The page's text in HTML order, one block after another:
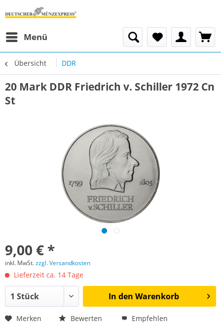
Menü
Übersicht DDR
20 Mark DDR Friedrich v. Schiller 1972 Cn
St
9,00 € *
inkl. MwSt.zzgl. Versandkosten
Lieferzeit ca. 14 Tage
In den Warenkorb
Merken Bewerten Empfehlen